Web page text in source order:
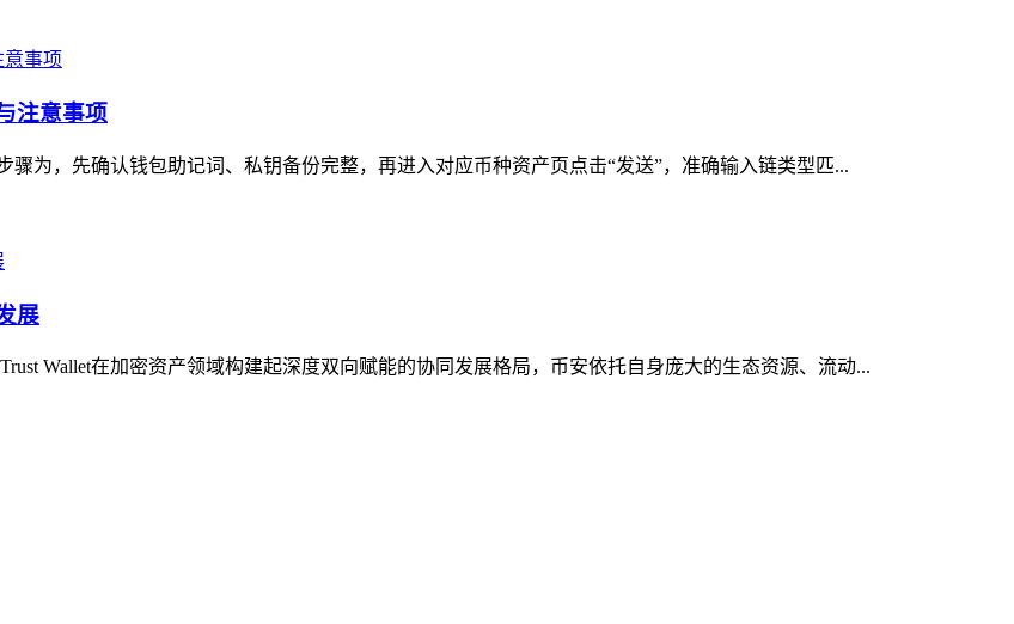
注意事项
骤为，先确认钱包助记词、私钥备份完整，再进入对应币种资产页点击“发送”，准确输入链类型匹...
展
Wallet在加密资产领域构建起深度双向赋能的协同发展格局，币安依托自身庞大的生态资源、流动...